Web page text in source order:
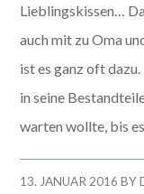
Lieblingskissen…
auch mit zu Oma
ist es ganz oft
in seine
warten wollte, bis
13. JANUAR 2016 BY